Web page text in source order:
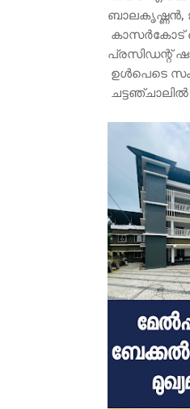
ബാലകൃഷ്ണൻ,
കാസർകോട്
പ്രസിഡന്റ്
ഉൾപെടെ